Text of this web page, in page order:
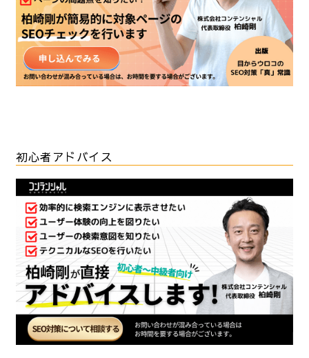
初心者アドバイス